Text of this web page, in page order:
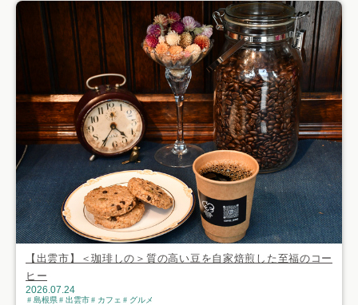
【出雲市】＜珈琲しの＞質の高い豆を自家焙煎した至福のコー
ヒー
2026.07.24
島根県 出雲市 カフェ グルメ